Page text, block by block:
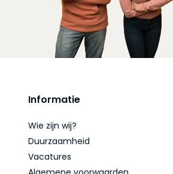
Informatie
Wie zijn wij?
Duurzaamheid
Vacatures